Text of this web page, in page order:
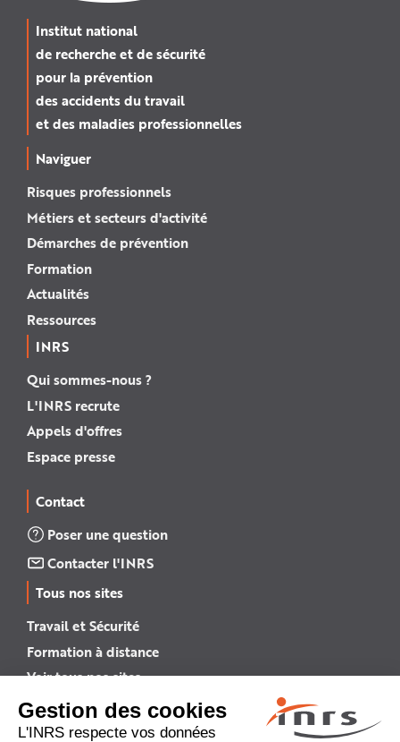
Institut national
de recherche et de sécurité
pour la prévention
des accidents du travail
et des maladies professionnelles
Naviguer
Risques professionnels
Métiers et secteurs d'activité
Démarches de prévention
Formation
Actualités
Ressources
INRS
Qui sommes-nous ?
L'INRS recrute
Appels d'offres
Espace presse
Contact
Poser une question
Contacter l'INRS
Tous nos sites
Travail et Sécurité
Formation à distance
Voir tous nos sites →
INRS English